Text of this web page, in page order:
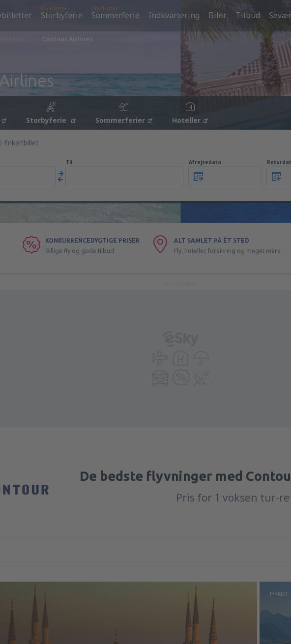
Fly+Hotel
Storbyferie
Fly+Hotel
Sommerferie Indkvartering Biler Tilbud
Storbyferie Sommerferier Hoteller
Enkeltbillet
Til Afrejsedato
KONKURRENCEDYGTIGE PRISER
Billige fly og gode tilbud
ALT SAMLET PÅ ÉT STED
Fly, hoteller, forsikring og meget mere
De bedste flyvninger med
Pris for 1 voksen tur-
TYRKIET